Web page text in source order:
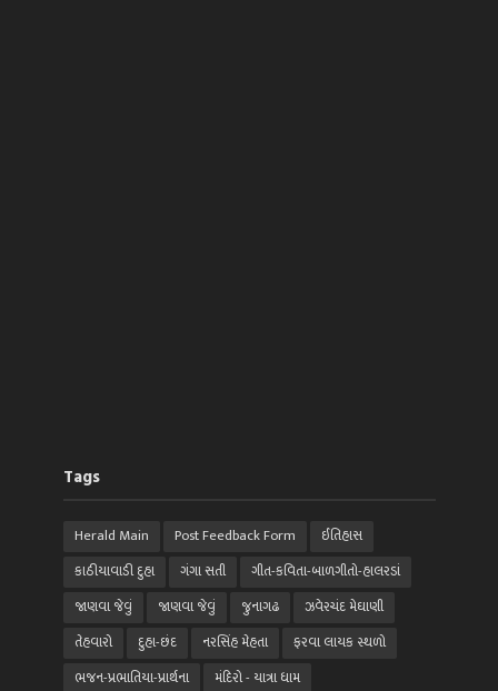
Tags
Herald Main Post Feedback Form
ઈતિહાસ
કાઠીયાવાડી દુહા
ગંગા સતી
ગીત-કવિતા-બાળગીતો-હાલરડાં
જાણવા જેવું
જાણવા જેવું જુનાગઢ
ઝવેરચંદ મેઘાણી
તેહવારો
દુહા-છંદ નરસિંહ મેહતા
ફરવા લાયક સ્થળો
ભજન-પ્રભાતિયા-પ્રાર્થના
મંદિરો - યાત્રા ધામ